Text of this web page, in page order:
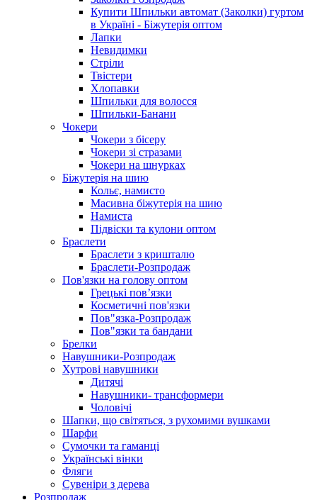
Купити Шпильки автомат (Заколки) гуртом
в Україні - Біжутерія оптом
Лапки
Невидимки
Стріли
Твістери
Хлопавки
Шпильки для волосся
Шпильки-Банани
Чокери
Чокери з бісеру
Чокери зі стразами
Чокери на шнурках
Біжутерія на шию
Кольє, намисто
Масивна біжутерія на шию
Намиста
Підвіски та кулони оптом
Браслети
Браслети з кришталю
Браслети-Розпродаж
Пов'язки на голову оптом
Грецькі пов’язки
Косметичні пов'язки
Пов"язка-Розпродаж
Пов"язки та бандани
Брелки
Навушники-Розпродаж
Хутрові навушники
Дитячі
Навушники- трансформери
Чоловічі
Шапки, що світяться, з рухомими вушками
Шарфи
Сумочки та гаманці
Українські вінки
Фляги
Сувеніри з дерева
Розпродаж